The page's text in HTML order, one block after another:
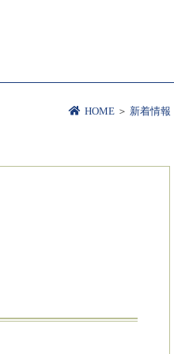
HOME ＞ 新着情報